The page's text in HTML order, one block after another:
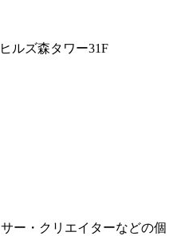
ルズ森タワー31F
ー・クリエイターなどの個